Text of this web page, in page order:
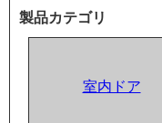
製品カテゴリ
室内ドア